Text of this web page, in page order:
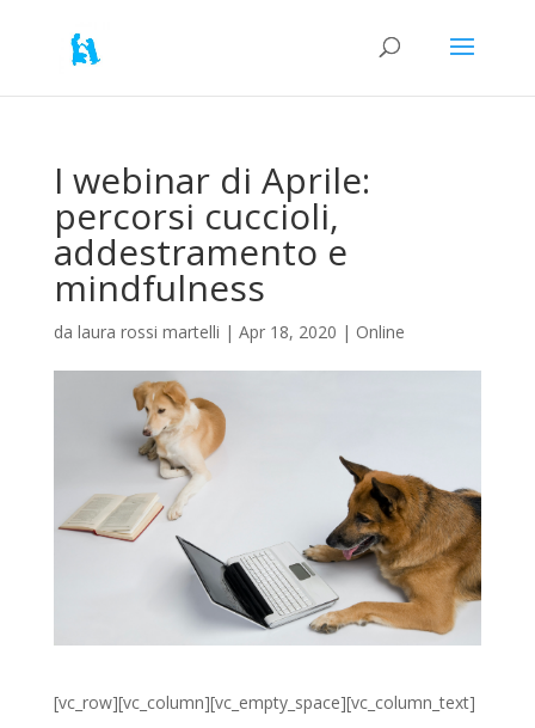
I webinar di Aprile:
percorsi cuccioli,
addestramento e
mindfulness
da laura rossi martelli | Apr 18, 2020 | Online
[vc_row][vc_column][vc_empty_space][vc_column_text]